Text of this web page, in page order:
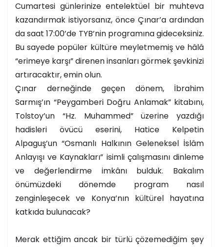
Cumartesi günlerinize entelektüel bir muhteva
kazandırmak istiyorsanız, önce Çınar’a ardından
da saat 17:00’de TYB’nin programına gideceksiniz.
Bu sayede popüler kültüre meyletmemiş ve hâlâ
“erimeye karşı” direnen insanları görmek şevkinizi
artıracaktır, emin olun.
Çınar derneğinde geçen dönem, İbrahim
Sarmış’ın “Peygamberi Doğru Anlamak” kitabını,
Tolstoy’un “Hz. Muhammed” üzerine yazdığı
hadisleri övücü eserini, Hatice Kelpetin
Alpaguş’un “Osmanlı Halkının Geleneksel İslâm
Anlayışı ve Kaynakları” isimli çalışmasını dinleme
ve değerlendirme imkânı bulduk. Bakalım
önümüzdeki dönemde program nasıl
zenginleşecek ve Konya’nın kültürel hayatına
katkıda bulunacak?
Merak ettiğim ancak bir türlü çözemediğim şey